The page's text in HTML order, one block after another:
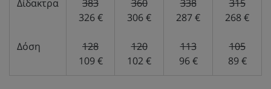
Δίδακτρα
383
326 €
360
306 €
338
287 €
315
268 €
Δόση
128
109 €
120
102 €
113
96 €
105
89 €